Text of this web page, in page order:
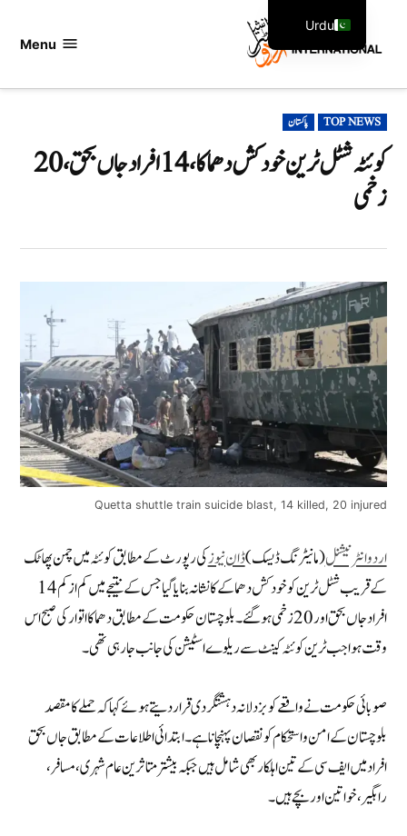
Menu
POSTED
IN
TOP NEWS پاکستان
کوئٹہ شٹل ٹرین خودکش دھماکا، 14 افراد جاں بحق، 20
زخمی
Quetta shuttle train suicide blast, 14 killed, 20 injured
اردو انٹرنیشنل(مانیٹرنگ ڈیسک)ڈان نیوزکی رپورٹ کے مطابقکوئٹہ میں چمن پھاٹک
کے قریب شٹل ٹرین کو خودکش دھماکے کا نشانہ بنایا گیا جس کے نتیجے میں کم از کم 14
افراد جاں بحق اور 20 زخمی ہوگئے۔ بلوچستان حکومت کے مطابق دھماکا اتوار کی صبح اس
وقت ہوا جب ٹرین کوئٹہ کینٹ سے ریلوے اسٹیشن کی جانب جا رہی تھی۔
صوبائی حکومت نے واقعے کو بزدلانہ دہشتگردی قرار دیتے ہوئے کہا کہ حملے کا مقصد
بلوچستان کے امن و استحکام کو نقصان پہنچانا ہے۔ ابتدائی اطلاعات کے مطابق جاں بحق
افراد میں ایف سی کے تین اہلکار بھی شامل ہیں جبکہ بیشتر متاثرین عام شہری، مسافر،
راہگیر، خواتین اور بچے ہیں۔
Urdu
English